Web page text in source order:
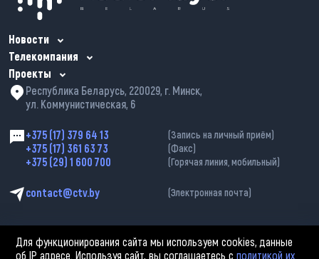
Новости
Телекомпания
Проекты
Республика Беларусь, 220029, г. Минск,
ул. Коммунистическая, 6
+375 (17) 379 64 13 (Запись на личный приём)
+375 (17) 361 63 73 (Факс)
+375 (29) 1 600 700 (Горячая линия, мобильный)
contact@ctv.by (Электронная почта)
Для функционирования сайта мы используем cookies, данные
об IP адресе. Используя сайт, вы соглашаетесь сполитикой их